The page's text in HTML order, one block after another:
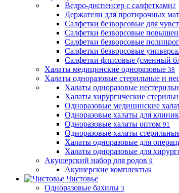
Ведро-диспенсер с салфетками2
Держатели для протирочных
Салфетки безворсовые для
Салфетки безворсовые
Салфетки безворсовые
Салфетки безворсовые
Салфетки флисовые (сменный
Халаты медицинские одноразовые 38
Халаты одноразовые стерильные и
Халаты одноразовые
Халаты хирургические
Одноразовые медицинские
Одноразовые халаты для клиник
Одноразовые халаты оптом 91
Одноразовые халаты
Халаты одноразовые для
Халаты одноразовые для
Акушерский набор для родов 9
Акушерские комплекты9
Чистовье
Одноразовые бахилы 3